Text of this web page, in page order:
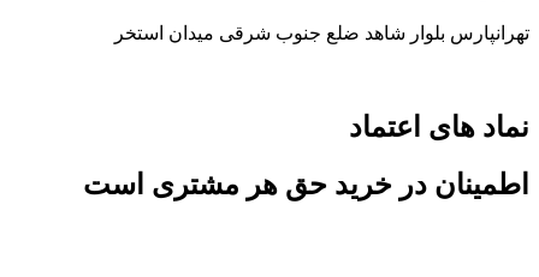
تهرانپارس بلوار شاهد ضلع جنوب شرقی میدان استخر
نماد های اعتماد
اطمینان در خرید حق هر مشتری است